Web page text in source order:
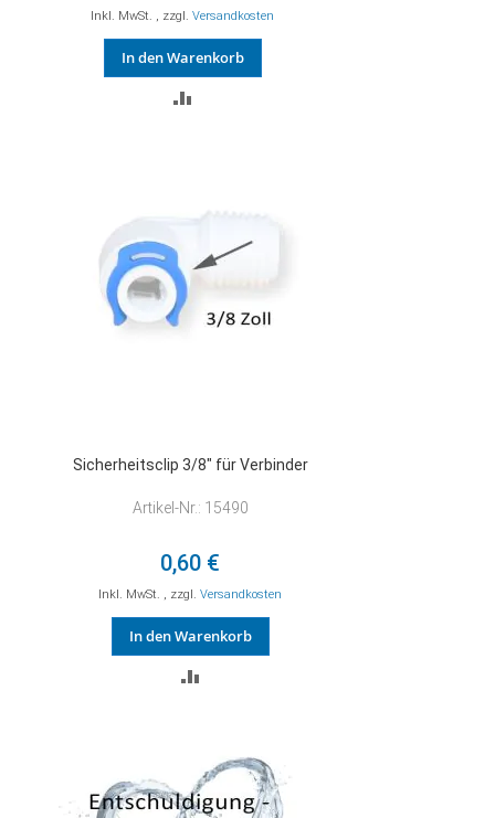
Inkl. MwSt. , zzgl. Versandkosten
In den Warenkorb
Sicherheitsclip 3/8" für Verbinder
Artikel-Nr.: 15490
0,60 €
Inkl. MwSt. , zzgl.Versandkosten
In den Warenkorb